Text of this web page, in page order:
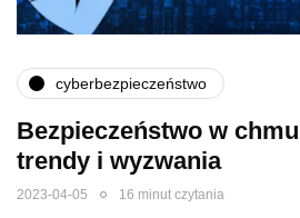
cyberbezpieczeństwo
Bezpieczeństwo w
trendy i wyzwania
2023-04-05 16 minut czytania